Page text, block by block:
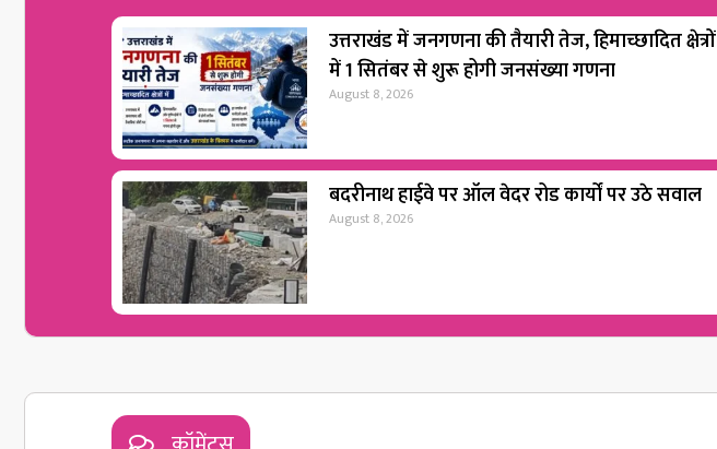
उत्तराखंड में जनगणना की तैयारी तेज, हिमाच्छादित क्षेत्रों
में 1 सितंबर से शुरू होगी जनसंख्या गणना
August 8, 2026
बदरीनाथ हाईवे पर ऑल वेदर रोड कार्यों पर उठे सवाल
August 8, 2026